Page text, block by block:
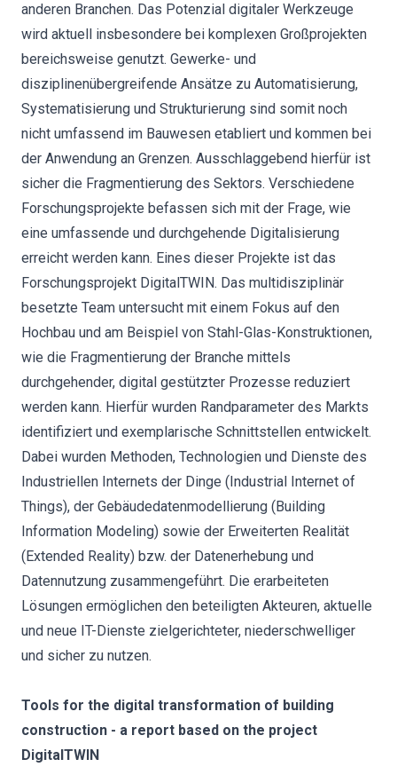
anderen Branchen. Das Potenzial digitaler Werkzeuge
wird aktuell insbesondere bei komplexen Großprojekten
bereichsweise genutzt. Gewerke- und
disziplinenübergreifende Ansätze zu Automatisierung,
Systematisierung und Strukturierung sind somit noch
nicht umfassend im Bauwesen etabliert und kommen bei
der Anwendung an Grenzen. Ausschlaggebend hierfür ist
sicher die Fragmentierung des Sektors. Verschiedene
Forschungsprojekte befassen sich mit der Frage, wie
eine umfassende und durchgehende Digitalisierung
erreicht werden kann. Eines dieser Projekte ist das
Forschungsprojekt DigitalTWIN. Das multidisziplinär
besetzte Team untersucht mit einem Fokus auf den
Hochbau und am Beispiel von Stahl-Glas-Konstruktionen,
wie die Fragmentierung der Branche mittels
durchgehender, digital gestützter Prozesse reduziert
werden kann. Hierfür wurden Randparameter des Markts
identifiziert und exemplarische Schnittstellen entwickelt.
Dabei wurden Methoden, Technologien und Dienste des
Industriellen Internets der Dinge (Industrial Internet of
Things), der Gebäudedatenmodellierung (Building
Information Modeling) sowie der Erweiterten Realität
(Extended Reality) bzw. der Datenerhebung und
Datennutzung zusammengeführt. Die erarbeiteten
Lösungen ermöglichen den beteiligten Akteuren, aktuelle
und neue IT-Dienste zielgerichteter, niederschwelliger
und sicher zu nutzen.
Tools for the digital transformation of building
construction - a report based on the project
DigitalTWIN